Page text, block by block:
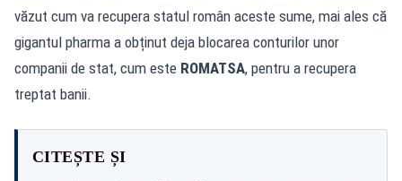
văzut cum va recupera statul român aceste sume, mai ales că
gigantul pharma a obținut deja blocarea conturilor unor
companii de stat, cum este ROMATSA, pentru a recupera
treptat banii.
CITEȘTE ȘI